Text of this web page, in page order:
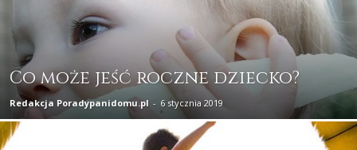
Co może jeść roczne dziecko?
Redakcja Poradypanidomu.pl - 6 stycznia 2019